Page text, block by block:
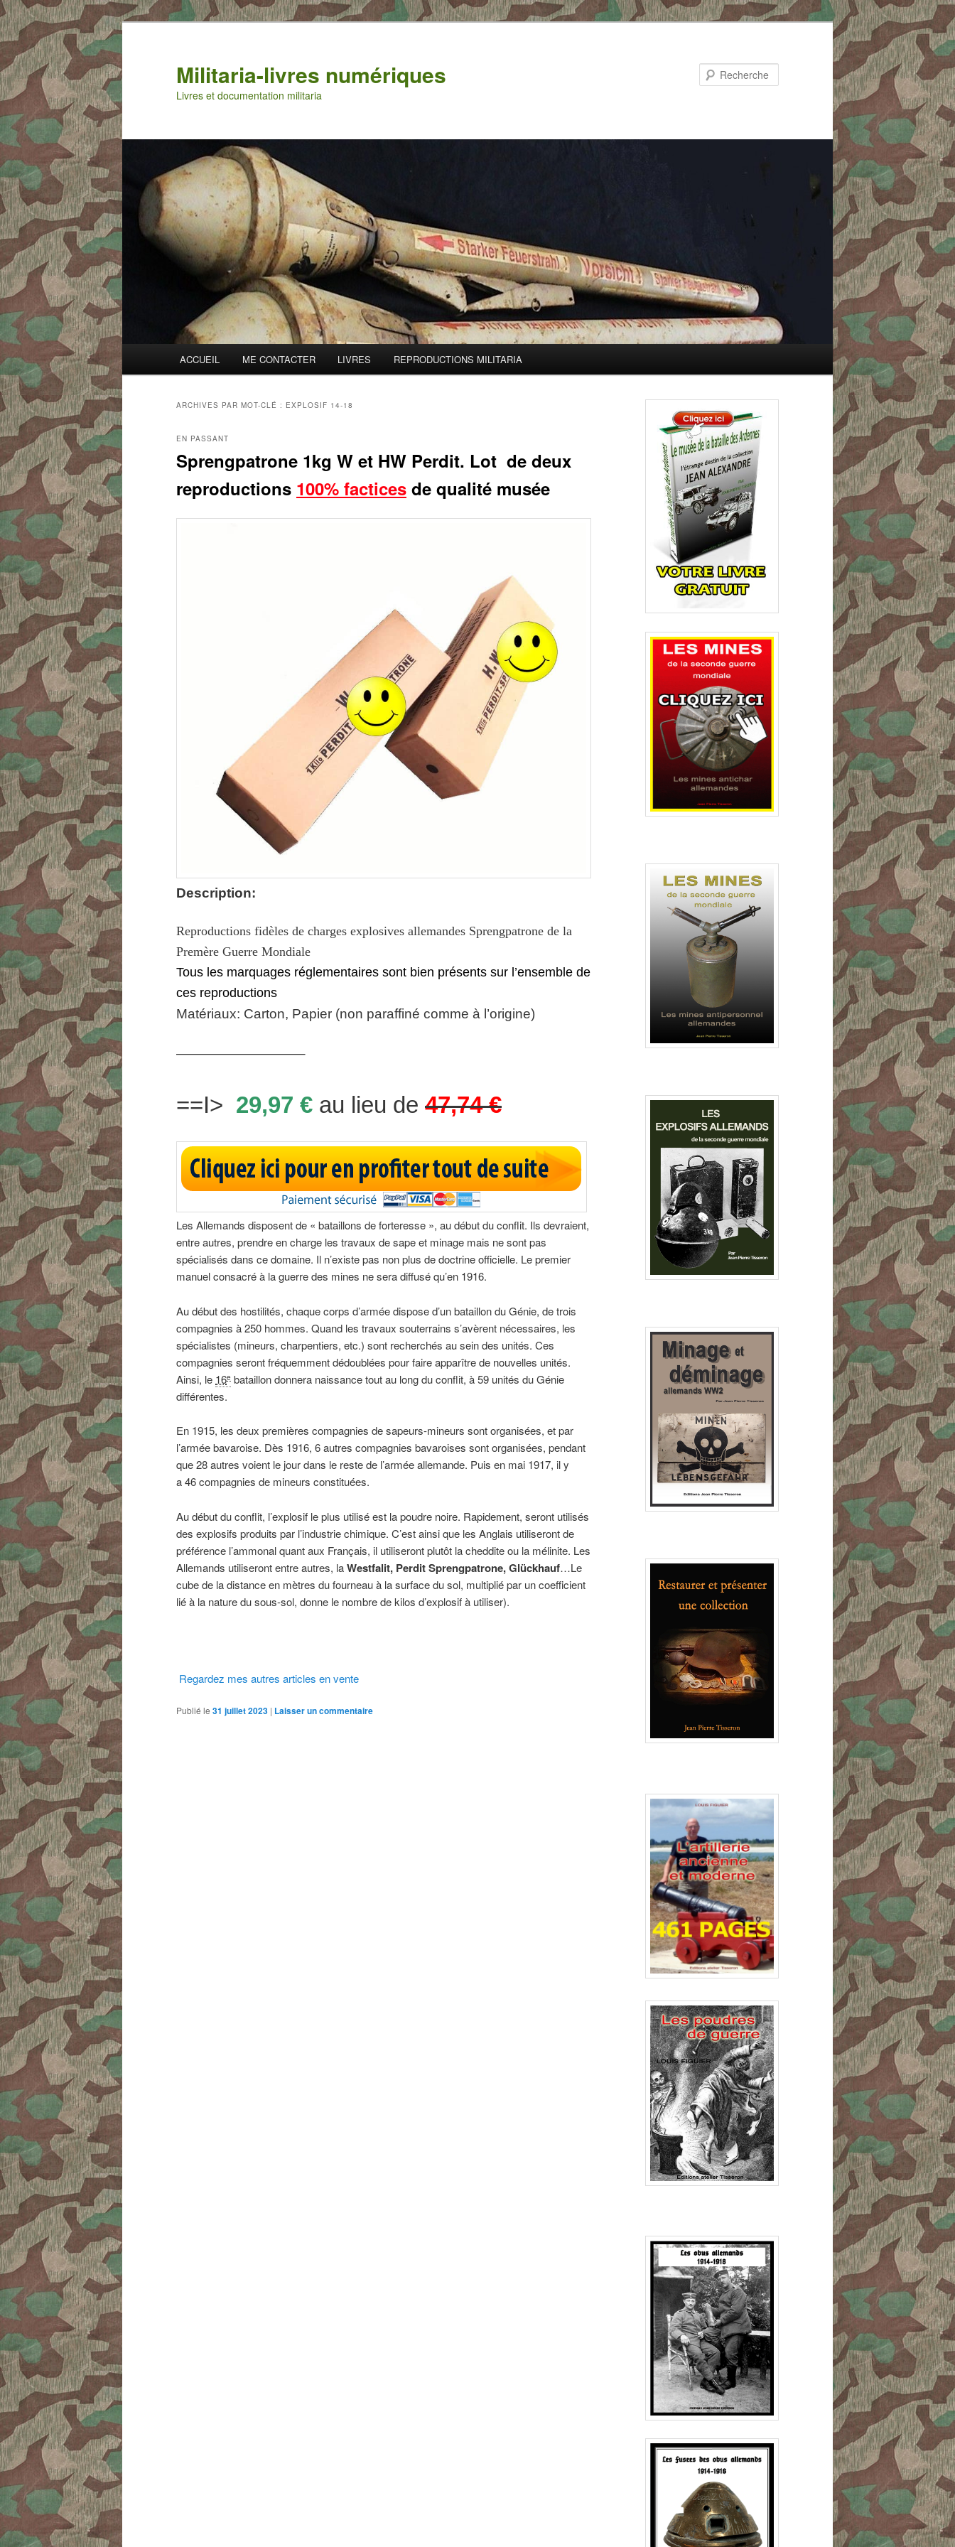
Aller
au
contenu
principal
Aller
au
contenu
secondaire
Militaria-livres numériques
Livres et documentation militaria
ACCUEIL ME CONTACTER LIVRES REPRODUCTIONS MILITARIA
ARCHIVES PAR MOT-CLÉ : EXPLOSIF 14-18
EN PASSANT
Sprengpatrone 1kg W et HW Perdit. Lot de deux
reproductions 100% factices de qualité musée
Description:
Reproductions fidèles de charges explosives allemandes Sprengpatrone de la
Premère Guerre Mondiale
Tous les marquages réglementaires sont bien présents sur l’ensemble de
ces reproductions
Matériaux: Carton, Papier (non paraffiné comme à l’origine)
—————————–
==I> 29,97 € au lieu de 47,74 €
Les Allemands disposent de « bataillons de forteresse », au début du conflit. Ils devraient,
entre autres, prendre en charge les travaux de sape et minage mais ne sont pas
spécialisés dans ce domaine. Il n’existe pas non plus de doctrine officielle. Le premier
manuel consacré à la guerre des mines ne sera diffusé qu’en 1916.
Au début des hostilités, chaque corps d’armée dispose d’un bataillon du Génie, de trois
compagnies à 250 hommes. Quand les travaux souterrains s’avèrent nécessaires, les
spécialistes (mineurs, charpentiers, etc.) sont recherchés au sein des unités. Ces
compagnies seront fréquemment dédoublées pour faire apparître de nouvelles unités.
Ainsi, le 16e bataillon donnera naissance tout au long du conflit, à 59 unités du Génie
différentes.
En 1915, les deux premières compagnies de sapeurs-mineurs sont organisées, et par
l’armée bavaroise. Dès 1916, 6 autres compagnies bavaroises sont organisées, pendant
que28 autres voient le jour dans le reste de l’armée allemande. Puis en mai 1917, il y
a46 compagnies de mineurs constituées.
Au début du conflit, l’explosif le plus utilisé est la poudre noire. Rapidement, seront utilisés
des explosifs produits par l’industrie chimique. C’est ainsi que les Anglais utiliseront de
préférence l’ammonal quant aux Français, il utiliseront plutôt la cheddite ou la mélinite. Les
Allemands utiliseront entre autres, laWestfalit, Perdit Sprengpatrone, Glückhauf…Le
cube de la distance en mètres du fourneau à la surface du sol, multiplié par un coefficient
lié à la nature du sous-sol, donne le nombre de kilos d’explosif à utiliser).
Regardez mes autres articles en vente
Publié le 31 juillet 2023 | Laisser un commentaire